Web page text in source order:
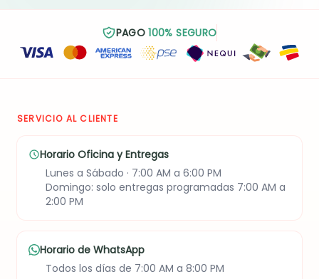
PAGO100% SEGURO
SERVICIO AL CLIENTE
Horario Oficina y Entregas
Lunes a Sábado · 7:00 AM a 6:00 PM
Domingo: solo entregas programadas 7:00 AM a
2:00 PM
Horario de WhatsApp
Todos los días de 7:00 AM a 8:00 PM